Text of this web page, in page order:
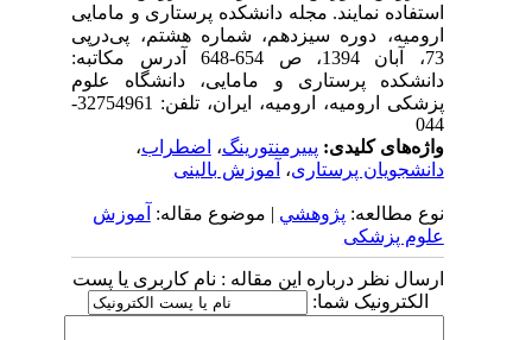
استفاده نمایند. مجله دانشکده پرستاری و مامایی
ارومیه، دوره سیزدهم، شماره هشتم، پی‌درپی
73، آبان 1394، ص 654-648 آدرس مکاتبه:
دانشکده پرستاری و مامایی، دانشگاه علوم
پزشکی ارومیه، ارومیه، ایران، تلفن: 32754961-
044
واژه‌های کلیدی:پییرمنتورینگ،اضطراب،
دانشجویان پرستاری،آموزش بالینی
نوع مطالعه:پژوهشي| موضوع مقاله:آموزش
علوم پزشکی
ارسال نظر درباره این مقاله : نام کاربری یا پست
الکترونیک شما: